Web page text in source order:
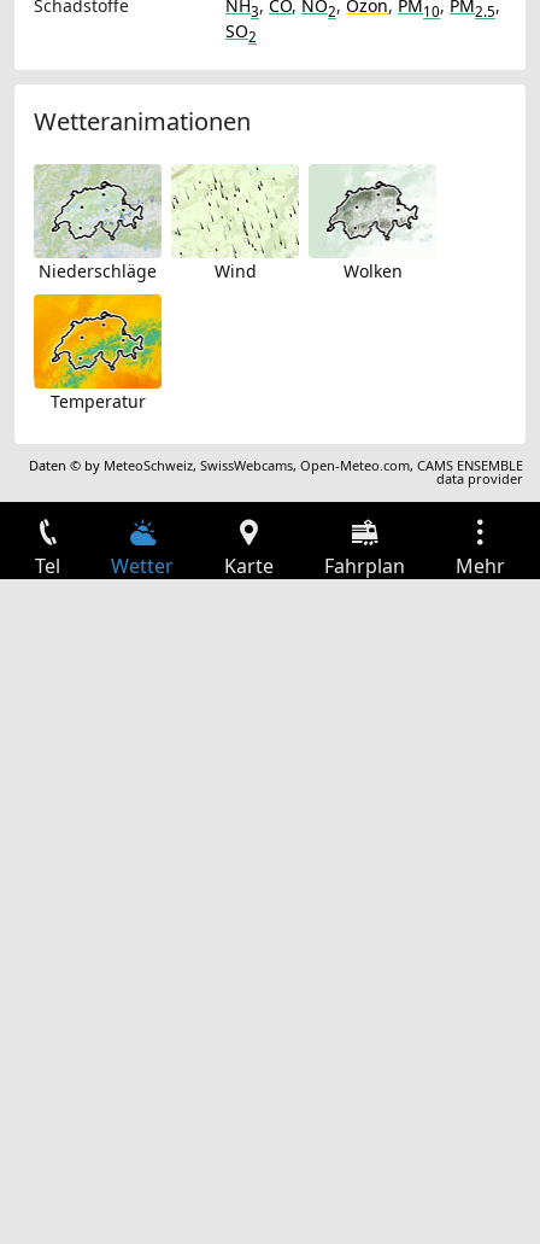
Schadstoffe
NH3, CO, NO2, Ozon, PM10, PM2.5,
SO2
Wetteranimationen
Niederschläge Wind Wolken
Temperatur
Daten © by MeteoSchweiz,SwissWebcams,Open-Meteo.com,CAMS ENSEMBLE
data provider
Tel Wetter Karte Fahrplan Mehr